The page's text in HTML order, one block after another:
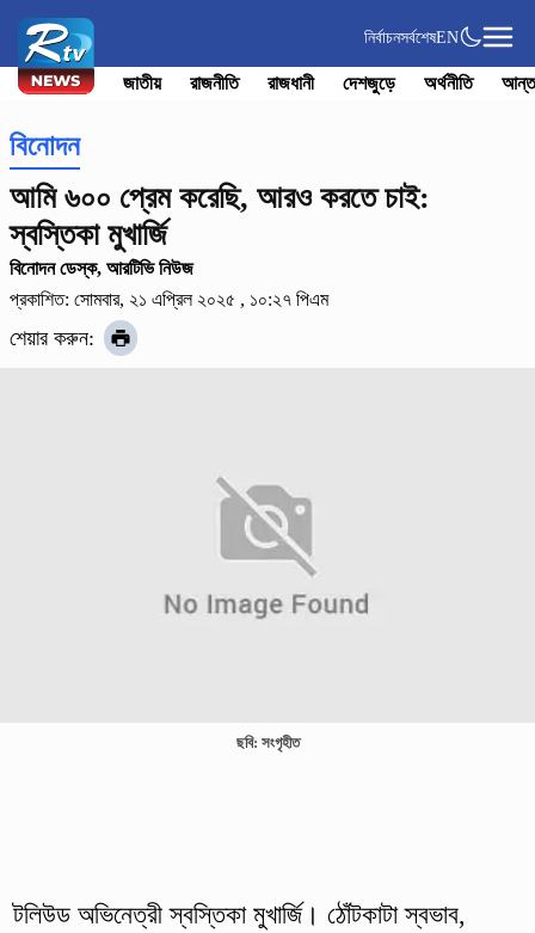
নির্বাচনসর্বশেষEN
জাতীয় রাজনীতি রাজধানী দেশজুড়ে অর্থনীতি
বিনোদন
আমি ৬০০ প্রেম করেছি, আরও করতে চাই:
স্বস্তিকা মুখার্জি
বিনোদন ডেস্ক, আরটিভি নিউজ
প্রকাশিত: সোমবার, ২১ এপ্রিল ২০২৫ , ১০:২৭ পিএম
শেয়ার করুন:
ছবি: সংগৃহীত
টলিউড অভিনেত্রী স্বস্তিকা মুখার্জি। ঠোঁটকাটা স্বভাব,